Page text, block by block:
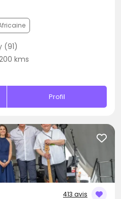
(91)
kms
Profil
413 avis